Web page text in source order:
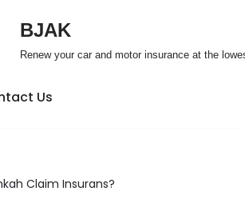
BJAK
Renew your car and motor insurance at the
Us
Claim Insurans?